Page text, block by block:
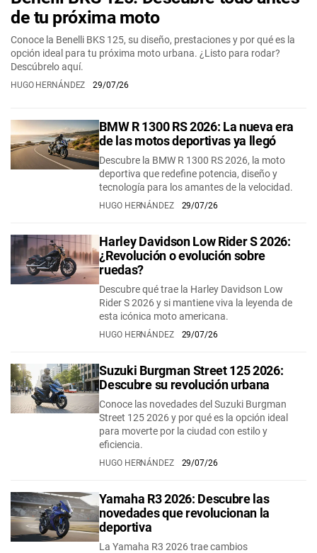
de tu próxima moto
Conoce la Benelli BKS 125, su diseño, prestaciones y por qué es la
opción ideal para tu próxima moto urbana. ¿Listo para rodar?
Descúbrelo aquí.
HUGO HERNÁNDEZ 29/07/26
BMW R 1300 RS 2026: La nueva era
de las motos deportivas ya llegó
Descubre la BMW R 1300 RS 2026, la moto
deportiva que redefine potencia, diseño y
tecnología para los amantes de la velocidad.
HUGO HERNÁNDEZ 29/07/26
Harley Davidson Low Rider S 2026:
¿Revolución o evolución sobre
ruedas?
Descubre qué trae la Harley Davidson Low
Rider S 2026 y si mantiene viva la leyenda de
esta icónica moto americana.
HUGO HERNÁNDEZ 29/07/26
Suzuki Burgman Street 125 2026:
Descubre su revolución urbana
Conoce las novedades del Suzuki Burgman
Street 125 2026 y por qué es la opción ideal
para moverte por la ciudad con estilo y
eficiencia.
HUGO HERNÁNDEZ 29/07/26
Yamaha R3 2026: Descubre las
novedades que revolucionan la
deportiva
La Yamaha R3 2026 trae cambios